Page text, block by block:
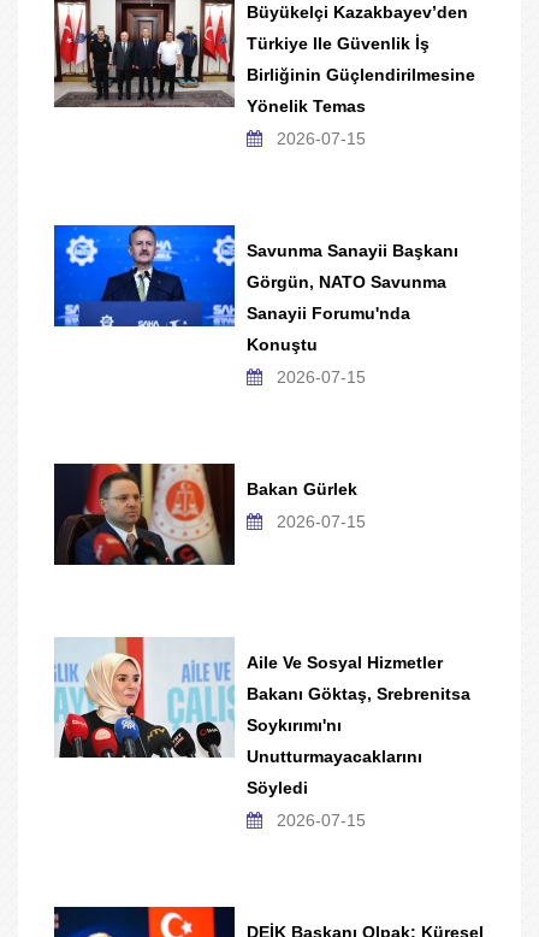
Büyükelçi Kazakbayev’den
Türkiye Ile Güvenlik İş
Birliğinin Güçlendirilmesine
Yönelik Temas
2026-07-15
Savunma Sanayii Başkanı
Görgün, NATO Savunma
Sanayii Forumu'nda
Konuştu
2026-07-15
Bakan Gürlek
2026-07-15
Aile Ve Sosyal Hizmetler
Bakanı Göktaş, Srebrenitsa
Soykırımı'nı
Unutturmayacaklarını
Söyledi
2026-07-15
DEİK Başkanı Olpak: Küresel